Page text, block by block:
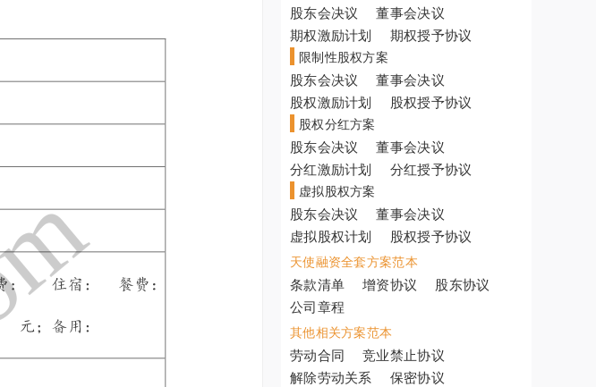
股东会决议
董事会决议
期权激励计划
期权授予协议
限制性股权方案
股东会决议
董事会决议
股权激励计划
股权授予协议
股权分红方案
股东会决议
董事会决议
分红激励计划
分红授予协议
虚拟股权方案
股东会决议
董事会决议
虚拟股权计划
股权授予协议
天使融资全套方案范本
条款清单 增资协议
股东协议
公司章程
其他相关方案范本
劳动合同
竞业禁止协议
解除劳动关系
保密协议